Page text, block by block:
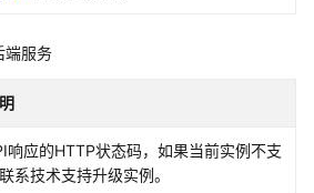
端服务
响应的HTTP状态码，如果当前实例不支
系技术支持升级实例。